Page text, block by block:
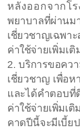
หลังออกจากโ
พยาบาลที่ผ่านม
เชี่ยวชาญเฉพา
ค่าใช้จ่ายเพิ่มเติ
2. บริการขอคว
เชี่ยวชาญ เพื่อห
และได้คำตอบที่
ค่าใช้จ่ายเพิ่มเติม
คาดปีนี้จะมีเบี้ย